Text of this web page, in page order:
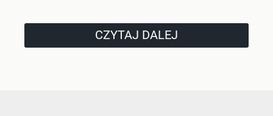
CZYTAJ DALEJ